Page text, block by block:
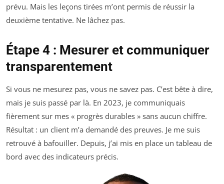
prévu. Mais les leçons tirées m’ont permis de réussir la
deuxième tentative. Ne lâchez pas.
Étape 4 : Mesurer et communiquer
transparentement
Si vous ne mesurez pas, vous ne savez pas. C’est bête à dire,
mais je suis passé par là. En 2023, je communiquais
fièrement sur mes « progrès durables » sans aucun chiffre.
Résultat : un client m’a demandé des preuves. Je me suis
retrouvé à bafouiller. Depuis, j’ai mis en place un tableau de
bord avec des indicateurs précis.